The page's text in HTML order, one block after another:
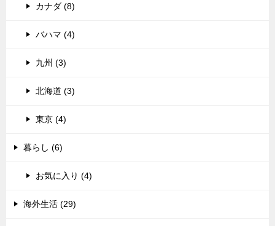
カナダ (8)
バハマ (4)
九州 (3)
北海道 (3)
東京 (4)
暮らし (6)
お気に入り (4)
海外生活 (29)